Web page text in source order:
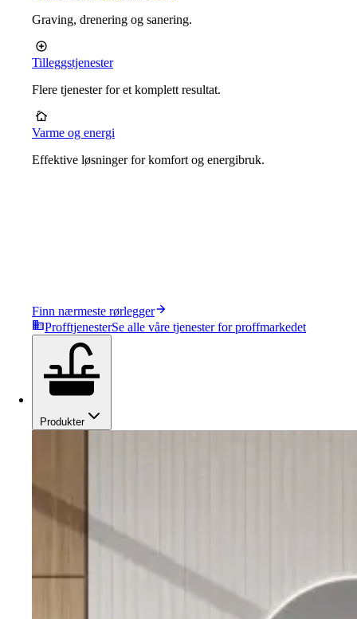
Graving, drenering og sanering.
Tilleggstjenester
Flere tjenester for et komplett resultat.
Varme og energi
Effektive løsninger for komfort og energibruk.
Finn nærmeste rørlegger
ProfftjenesterSe alle våre tjenester for proffmarkedet
Produkter